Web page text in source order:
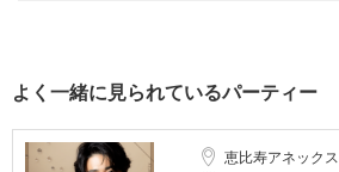
よく一緒に見られているパーティー
恵比寿アネックス